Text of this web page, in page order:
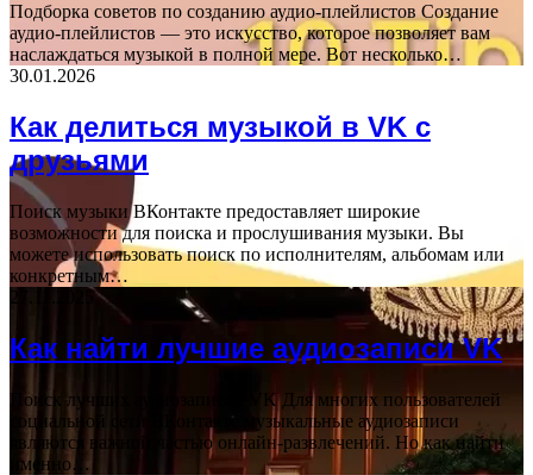
Подборка советов по созданию аудио-плейлистов Создание
аудио-плейлистов — это искусство, которое позволяет вам
наслаждаться музыкой в полной мере. Вот несколько…
30.01.2026
Как делиться музыкой в VK с
друзьями
Поиск музыки ВКонтакте предоставляет широкие
возможности для поиска и прослушивания музыки. Вы
можете использовать поиск по исполнителям, альбомам или
конкретным…
27.11.2025
Как найти лучшие аудиозаписи VK
Поиск лучших аудиозаписей VK Для многих пользователей
социальной сети ВКонтакте музыкальные аудиозаписи
являются важной частью онлайн-развлечений. Но как найти
именно…